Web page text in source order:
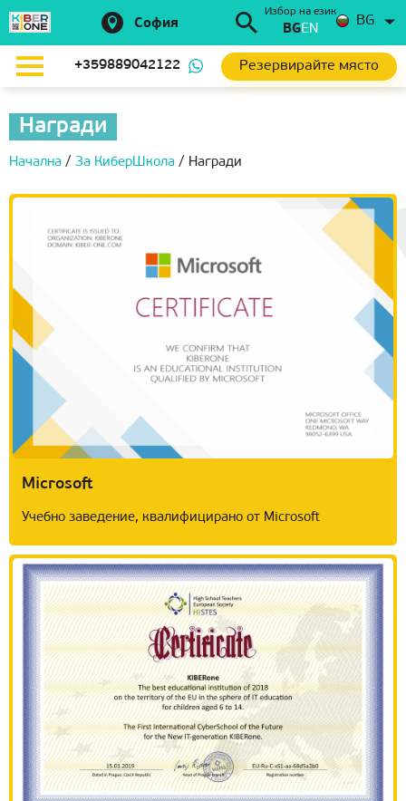
София
Избор на език
BGEN
BG
+359889042122 Резервирайте място
Награди
Начална / За КиберШкола / Награди
Microsoft
Учебно заведение, квалифицирано от Microsoft